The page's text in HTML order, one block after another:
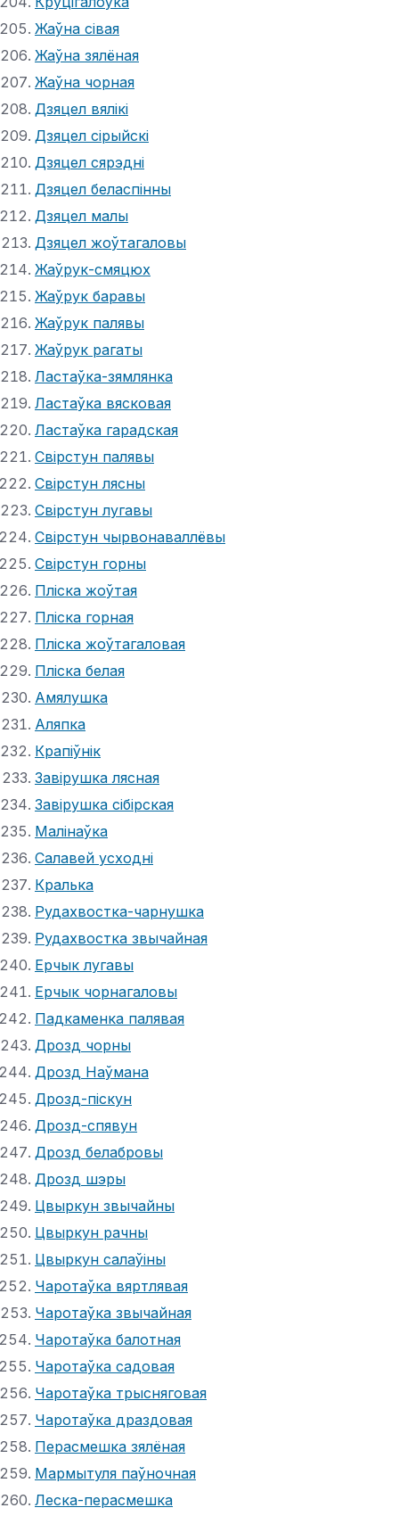
Жаўна сівая
Жаўна зялёная
Жаўна чорная
Дзяцел вялікі
Дзяцел сірыйскі
Дзяцел сярэдні
Дзяцел беласпінны
Дзяцел малы
Дзяцел жоўтагаловы
Жаўрук-смяцюх
Жаўрук баравы
Жаўрук палявы
Жаўрук рагаты
Ластаўка-зямлянка
Ластаўка вясковая
Ластаўка гарадская
Свірстун палявы
Свірстун лясны
Свірстун лугавы
Свірстун чырвонаваллёвы
Свірстун горны
Пліска жоўтая
Пліска горная
Пліска жоўтагаловая
Пліска белая
Амялушка
Аляпка
Крапіўнік
Завірушка лясная
Завірушка сібірская
Малінаўка
Салавей усходні
Кралька
Рудахвостка-чарнушка
Рудахвостка звычайная
Ерчык лугавы
Ерчык чорнагаловы
Падкаменка палявая
Дрозд чорны
Дрозд Наўмана
Дрозд-піскун
Дрозд-спявун
Дрозд белабровы
Дрозд шэры
Цвыркун звычайны
Цвыркун рачны
Цвыркун салаўіны
Чаротаўка вяртлявая
Чаротаўка звычайная
Чаротаўка балотная
Чаротаўка садовая
Чаротаўка трысняговая
Чаротаўка драздовая
Перасмешка зялёная
Мармытуля паўночная
Леска-перасмешка